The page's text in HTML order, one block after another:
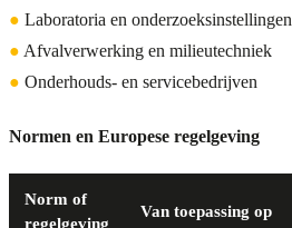
● Laboratoria en onderzoeksinstellingen
● Afvalverwerking en milieutechniek
● Onderhouds- en servicebedrijven
Normen en Europese regelgeving
Norm of
regelgeving
Van toepassing op